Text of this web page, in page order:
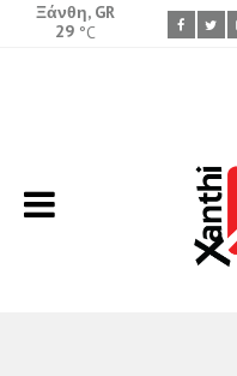
Ξάνθη, GR
29 °C